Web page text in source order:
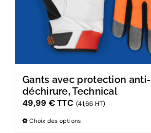
Gants avec protection anti-
déchirure, Technical
49,99 €TTC (41,66 HT)
Choix des options